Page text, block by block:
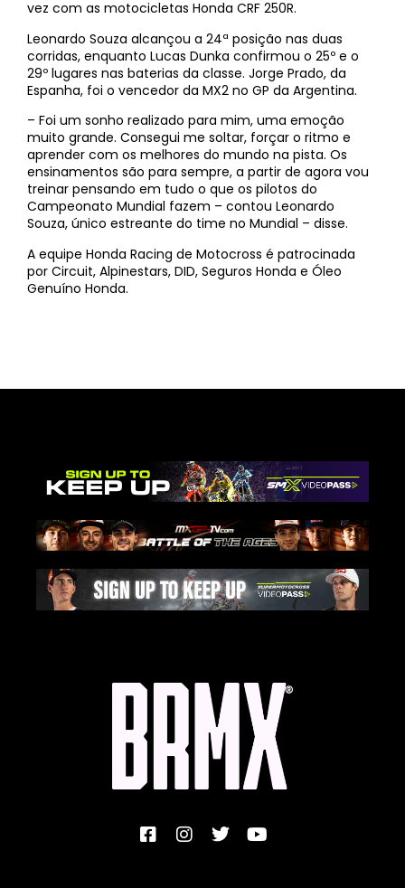
vez com as motocicletas Honda CRF 250R.
Leonardo Souza alcançou a 24ª posição nas duas
corridas, enquanto Lucas Dunka confirmou o 25º e o
29º lugares nas baterias da classe. Jorge Prado, da
Espanha, foi o vencedor da MX2 no GP da Argentina.
– Foi um sonho realizado para mim, uma emoção
muito grande. Consegui me soltar, forçar o ritmo e
aprender com os melhores do mundo na pista. Os
ensinamentos são para sempre, a partir de agora vou
treinar pensando em tudo o que os pilotos do
Campeonato Mundial fazem – contou Leonardo
Souza, único estreante do time no Mundial – disse.
A equipe Honda Racing de Motocross é patrocinada
por Circuit, Alpinestars, DID, Seguros Honda e Óleo
Genuíno Honda.